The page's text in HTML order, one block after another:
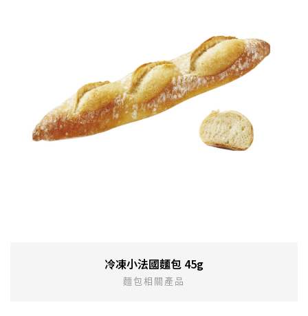
冷凍小法國麵包 45g
麵包相關產品